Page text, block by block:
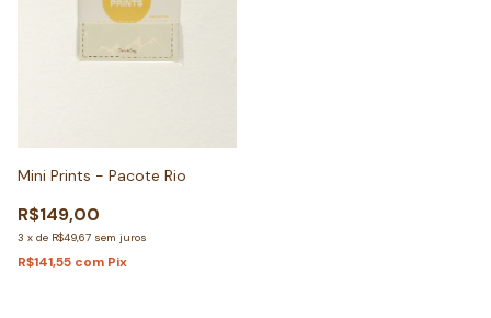
Mini Prints - Pacote Rio
R$149,00
3 x de R$49,67 sem juros
R$141,55 com Pix